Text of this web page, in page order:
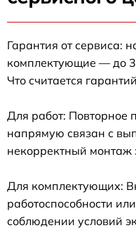
Гарантия от сервиса:
комплектующие — до 3
Что считается
Для работ: Повторное
напрямую связан с
некорректный монтаж
Для комплектующих:
работоспособности
соблюдении условий